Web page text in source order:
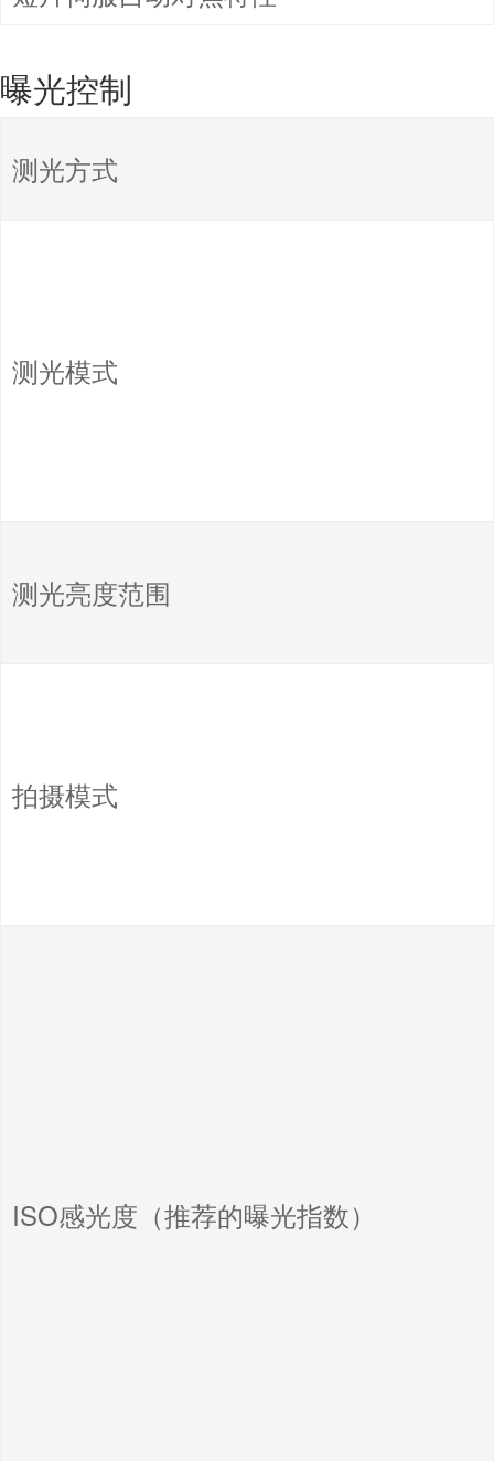
曝光控制
测光方式
测光模式
测光亮度范围
拍摄模式
ISO感光度（推荐的曝光指数）